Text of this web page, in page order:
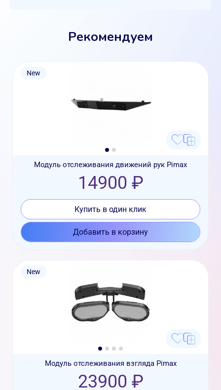
Рекомендуем
New
Модуль отслеживания движений рук Pimax
14900 ₽
Купить в один клик
Добавить в корзину
New
Модуль отслеживания взгляда Pimax
23900 ₽